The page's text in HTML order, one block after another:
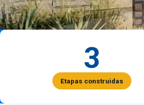
3
Etapas construidas